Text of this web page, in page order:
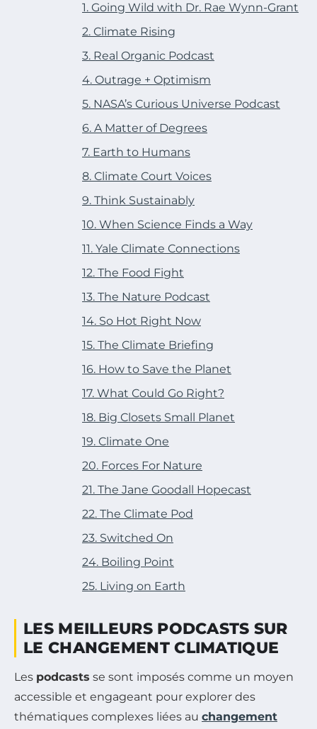
1. Going Wild with Dr. Rae Wynn-Grant
2. Climate Rising
3. Real Organic Podcast
4. Outrage + Optimism
5. NASA’s Curious Universe Podcast
6. A Matter of Degrees
7. Earth to Humans
8. Climate Court Voices
9. Think Sustainably
10. When Science Finds a Way
11. Yale Climate Connections
12. The Food Fight
13. The Nature Podcast
14. So Hot Right Now
15. The Climate Briefing
16. How to Save the Planet
17. What Could Go Right?
18. Big Closets Small Planet
19. Climate One
20. Forces For Nature
21. The Jane Goodall Hopecast
22. The Climate Pod
23. Switched On
24. Boiling Point
25. Living on Earth
LES MEILLEURS PODCASTS SUR
LE CHANGEMENT CLIMATIQUE
Les podcasts se sont imposés comme un moyen
accessible et engageant pour explorer des
thématiques complexes liées au changement